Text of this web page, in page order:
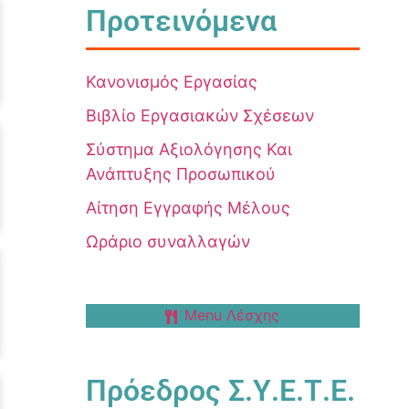
Προτεινόμενα
Κανονισμός Εργασίας
Βιβλίο Εργασιακών Σχέσεων
Σύστημα Αξιολόγησης Και
Ανάπτυξης Προσωπικού
Αίτηση Εγγραφής Μέλους
Ωράριο συναλλαγών
Menu Λέσχης
Πρόεδρος Σ.Υ.Ε.Τ.Ε.